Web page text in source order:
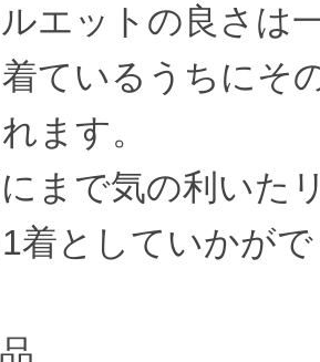
エットの良さは
ているうちにそ
ます。
まで気の利いた
着としていかが